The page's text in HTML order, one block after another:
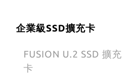
企業級SSD擴充卡
FUSION U.2 SSD 擴充
卡